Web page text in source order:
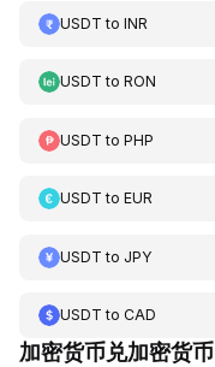
USDT to INR
USDT to RON
USDT to PHP
USDT to EUR
USDT to JPY
USDT to CAD
加密货币兑加密货币